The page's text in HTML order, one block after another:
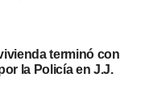
terminó con
la Policía en J.J.